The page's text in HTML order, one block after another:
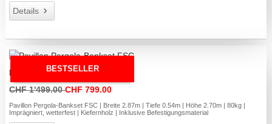
Details
BESTSELLER
Pavillon Pergola-Bankset FSC
CHF 1'499.00CHF 799.00
Pavillon Pergola-Bankset FSC | Breite 2.87m | Tiefe 0.54m | Höhe 2.70m | 80kg |
Imprägniert, wetterfest | Kiefernholz | Inklusive Befestigungsmaterial